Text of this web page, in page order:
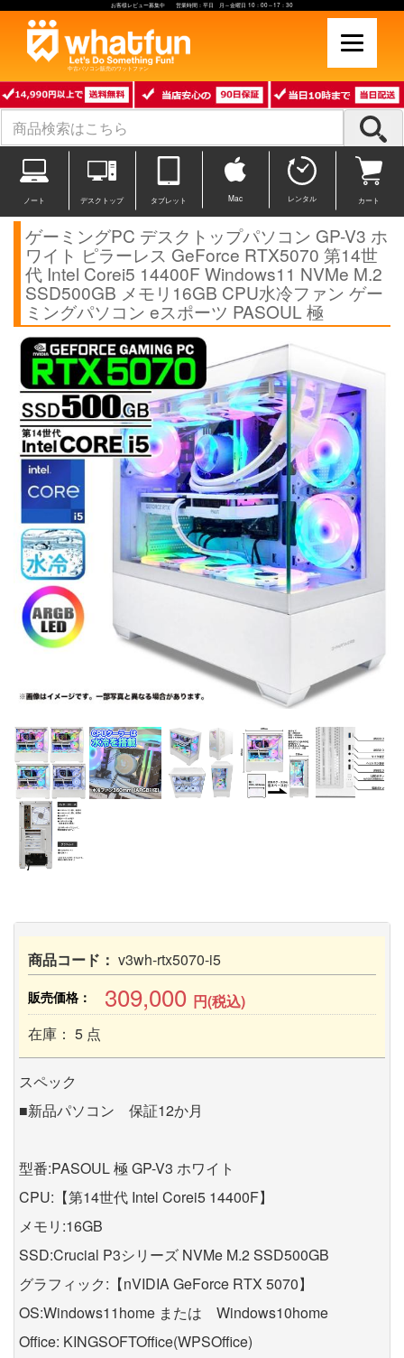
お客様レビュー募集中 営業時間：平日 月～金曜日 10：00～17：30
中古パソコン販売のワットファン
ノート デスクトップ タブレット Mac レンタル カート
ゲーミングPC デスクトップパソコン GP-V3 ホ
ワイト ピラーレス GeForce RTX5070 第14世
代 Intel Corei5 14400F Windows11 NVMe M.2
SSD500GB メモリ16GB CPU水冷ファン ゲー
ミングパソコン eスポーツ PASOUL 極
商品コード： v3wh-rtx5070-i5
販売価格： 309,000 円(税込)
在庫： 5 点
スペック
■新品パソコン 保証12か月
型番:PASOUL 極 GP-V3 ホワイト
CPU:【第14世代 Intel Corei5 14400F】
メモリ:16GB
SSD:Crucial P3シリーズ NVMe M.2 SSD500GB
グラフィック:【nVIDIA GeForce RTX 5070】
OS:Windows11home または Windows10home
Office: KINGSOFTOffice(WPSOffice)